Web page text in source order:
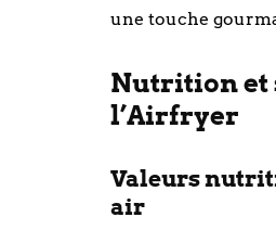
une touche
Nutrition et
l’Airfryer
Valeurs
air